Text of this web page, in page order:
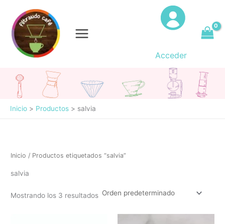
contenido
Acceder
Inicio Productos salvia
Inicio / Productos etiquetados “salvia”
salvia
Mostrando los 3 resultados